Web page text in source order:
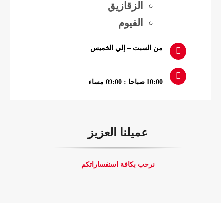
الزقازيق
الفيوم
من السبت – إلي الخميس
10:00 صباحا : 09:00 مساء
عميلنا العزيز
نرحب بكافة استفساراتكم